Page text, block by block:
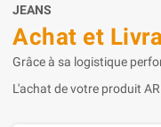
JEANS
Achat et
Grâce à sa logistique
L'achat de votre produit